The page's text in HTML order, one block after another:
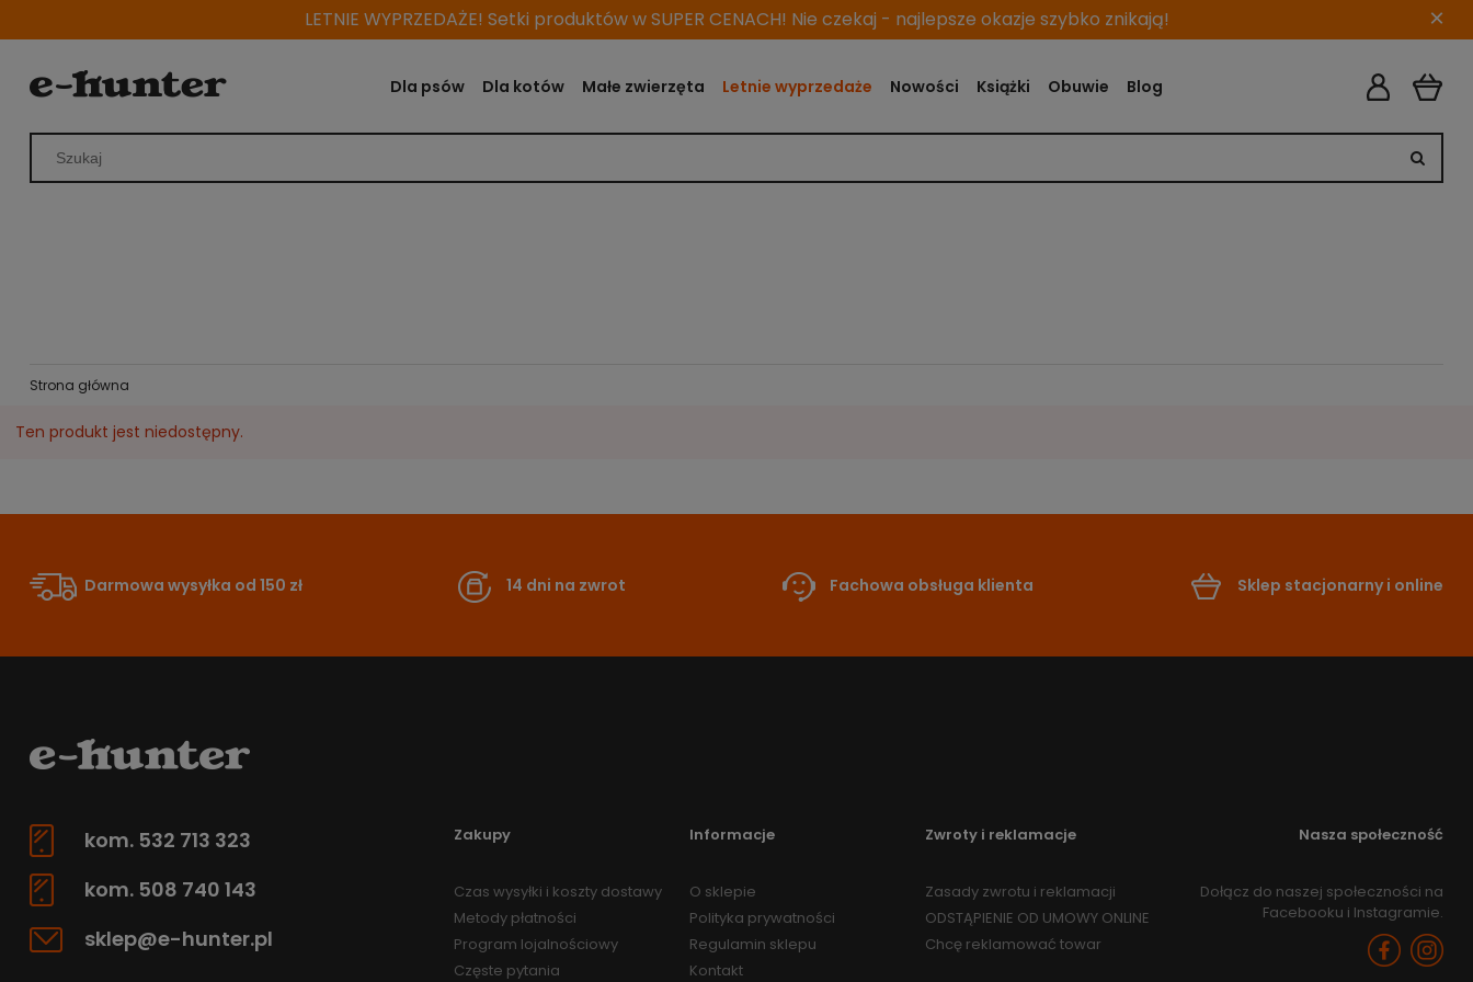
LETNIE WYPRZEDAŻE! Setki produktów w SUPER CENACH! Nie czekaj - najlepsze okazje szybko znikają! ×
Dla psów Dla kotów Małe zwierzęta Letnie wyprzedaże Nowości Książki Obuwie Blog
Strona główna
Ten produkt jest niedostępny.
Darmowa wysyłka od 150 zł 14 dni na zwrot Fachowa obsługa klienta Sklep stacjonarny i online
kom. 532 713 323
kom. 508 740 143
sklep@e-hunter.pl
Zakupy
Czas wysyłki i koszty dostawy
Metody płatności
Program lojalnościowy
Częste pytania
Informacje
O sklepie
Polityka prywatności
Regulamin sklepu
Kontakt
Zwroty i reklamacje
Zasady zwrotu i reklamacji
ODSTĄPIENIE OD UMOWY ONLINE
Chcę reklamować towar
Nasza społeczność
Dołącz do naszej społeczności na
Facebooku i Instagramie.